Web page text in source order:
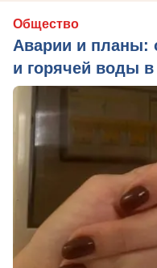
Общество
Аварии и планы:
и горячей воды